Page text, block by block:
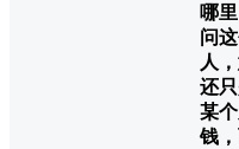
哪
问
人
还
某
钱